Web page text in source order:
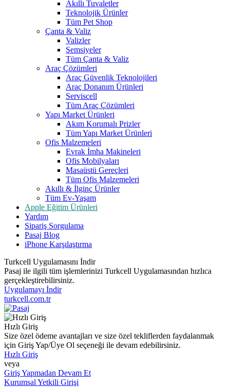
Akıllı Tuvaletler
Teknolojik Ürünler
Tüm Pet Shop
Çanta & Valiz
Valizler
Şemsiyeler
Tüm Çanta & Valiz
Araç Çözümleri
Araç Güvenlik Teknolojileri
Araç Donanım Ürünleri
Serviscell
Tüm Araç Çözümleri
Yapı Market Ürünleri
Akım Korumalı Prizler
Tüm Yapı Market Ürünleri
Ofis Malzemeleri
Evrak İmha Makineleri
Ofis Mobilyaları
Masaüstü Gereçleri
Tüm Ofis Malzemeleri
Akıllı & İlginç Ürünler
Tüm Ev-Yaşam
Apple Eğitim Ürünleri
Yardım
Sipariş Sorgulama
Pasaj Blog
iPhone Karşılaştırma
Turkcell Uygulamasını İndir
Pasaj ile ilgili tüm işlemlerinizi Turkcell Uygulamasından hızlıca
gerçekleştirebilirsiniz.
Uygulamayı İndir
turkcell.com.tr
Hızlı Giriş
Size özel ödeme avantajları ve size özel tekliflerden faydalanmak
için Giriş Yap/Üye Ol seçeneği ile devam edebilirsiniz.
Hızlı Giriş
veya
Giriş Yapmadan Devam Et
Kurumsal Yetkili Girişi